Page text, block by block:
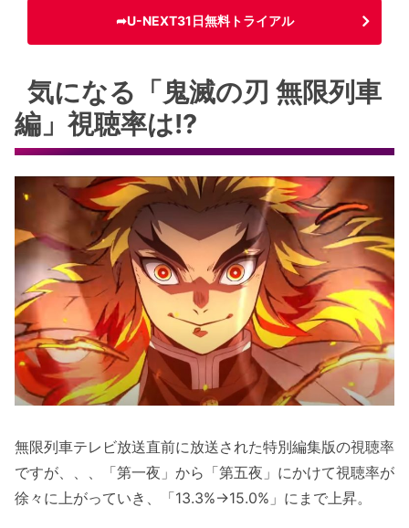
➦U-NEXT31日無料トライアル
気になる「鬼滅の刃 無限列車
編」視聴率は!?
無限列車テレビ放送直前に放送された特別編集版の視聴率
ですが、、、「第一夜」から「第五夜」にかけて視聴率が
徐々に上がっていき、「13.3%→15.0%」にまで上昇。